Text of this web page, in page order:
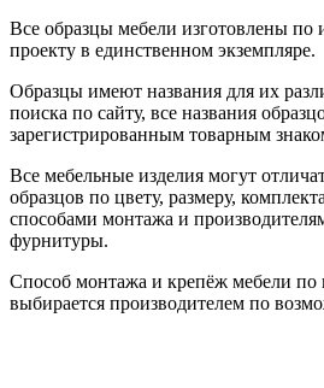
Все образцы мебели изготовлены по
проекту в единственном экземпляре.
Образцы имеют названия для их
поиска по сайту, все названия
зарегистрированным товарным
Все мебельные изделия могут
образцов по цвету, размеру,
способами монтажа и
фурнитуры.
Способ монтажа и крепёж мебели по
выбирается производителем по